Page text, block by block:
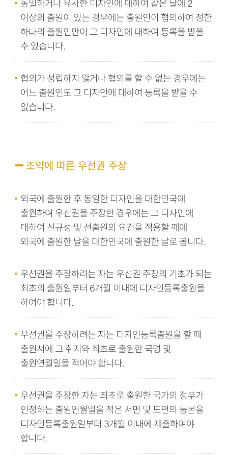
동일하거나 유사한 디자인에 대하여 같은 날에 2
이상의 출원이 있는 경우에는 출원인이 협의하여 정한
하나의 출원인만이 그 디자인에 대하여 등록을 받을
수 있습니다.
협의가 성립하지 않거나 협의를 할 수 없는 경우에는
어느 출원인도 그 디자인에 대하여 등록을 받을 수
없습니다.
조약에 따른 우선권 주장
외국에 출원한 후 동일한 디자인을 대한민국에
출원하여 우선권을 주장한 경우에는 그 디자인에
대하여 신규성 및 선출원의 요건을 적용할 때에
외국에 출원한 날을 대한민국에 출원한 날로 봅니다.
우선권을 주장하려는 자는 우선권 주장의 기초가 되는
최초의 출원일부터 6개월 이내에 디자인등록출원을
하여야 합니다.
우선권을 주장하려는 자는 디자인등록출원을 할 때
출원서에 그 취지와 최초로 출원한 국명 및
출원연월일을 적어야 합니다.
우선권을 주장한 자는 최초로 출원한 국가의 정부가
인정하는 출원연월일을 적은 서면 및 도면의 등본을
디자인등록출원일부터 3개월 이내에 제출하여야
합니다.